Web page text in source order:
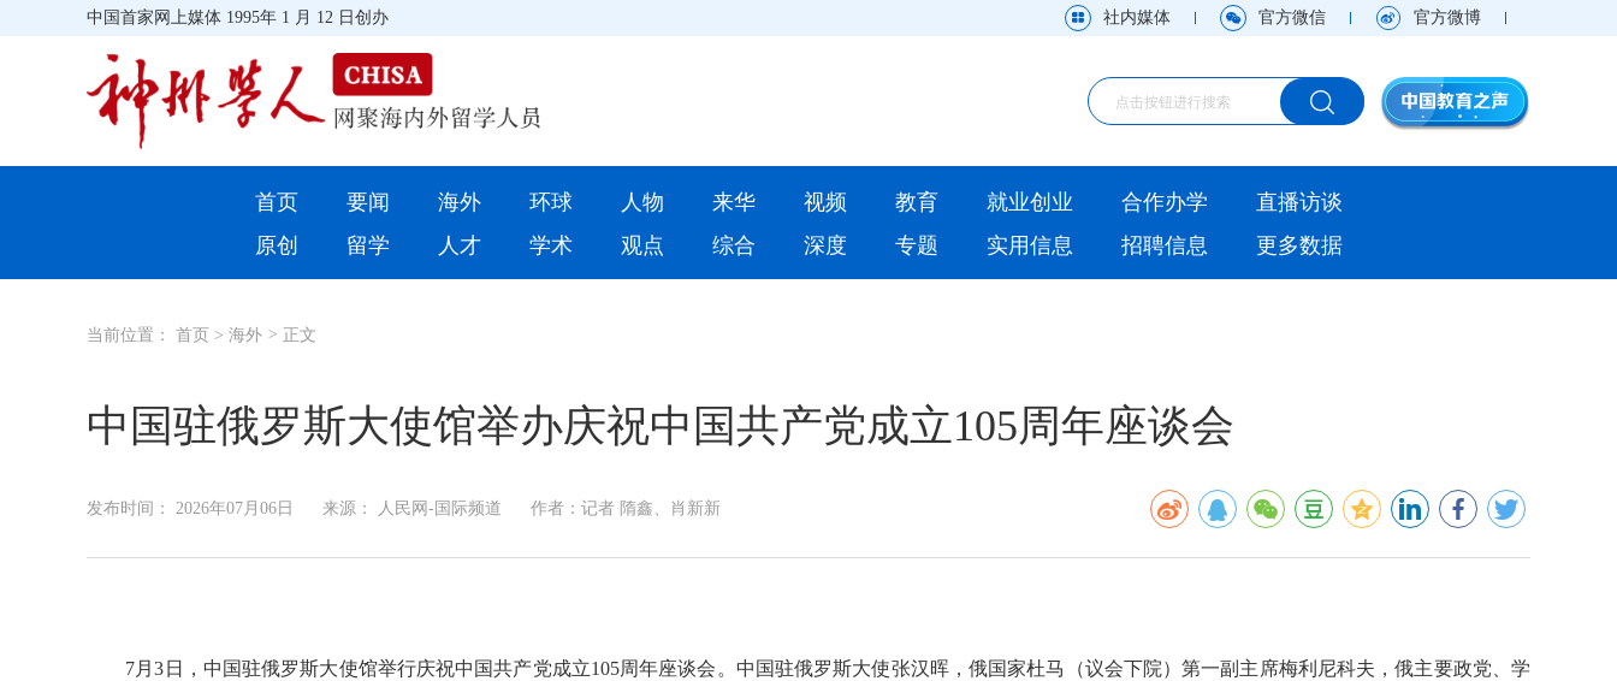
人物 来华
留学
招聘信息 更多数据
中国首家网上媒体 1995年 1 月 12 日创办 社内媒体 官方微信 官方微博
首页 要闻 海外 环球 人物 来华 视频 教育 就业创业 合作办学
直播访谈
原创
留学 人才 学术 观点 综合 深度 专题 实用信息 招聘信息 更多数据
当前位置： 首页 > 海外 > 正文
中国驻俄罗斯大使馆举办庆祝中国共产党成立105周年座谈会
发布时间： 2026年07月06日 来源： 人民网-国际频道 作者：记者 隋鑫、肖新新
7月3日，中国驻俄罗斯大使馆举行庆祝中国共产党成立105周年座谈会。中国驻俄罗斯大使张汉晖，俄国家杜马（议会下院）第一副主席梅利尼科夫，俄主要政党、学